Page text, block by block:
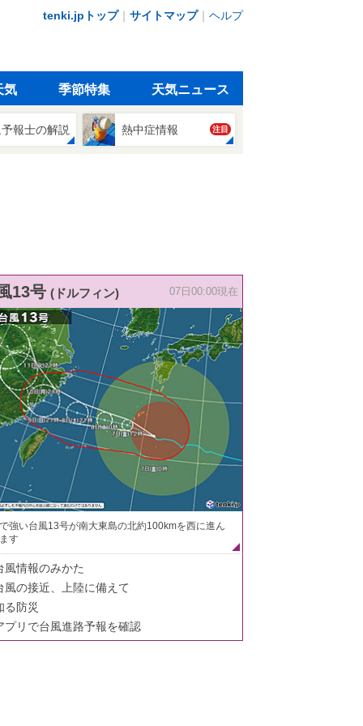
tenki.jpトップ｜ サイトマップ｜ ヘルプ
気 季節特集 天気ニュース
報士の解説 熱中症情報 注目
13号 (ドルフィン) 07日00:00現在
強い台風13号が南大東島の北約100kmを西に進ん
す
風情報のみかた
風の接近、上陸に備えて
る防災
プリで台風進路予報を確認